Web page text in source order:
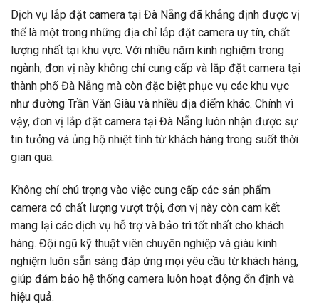
Dịch vụ lắp đặt camera tại Đà Nẵng đã khẳng định được vị
thế là một trong những địa chỉ lắp đặt camera uy tín, chất
lượng nhất tại khu vực. Với nhiều năm kinh nghiệm trong
ngành, đơn vị này không chỉ cung cấp và lắp đặt camera tại
thành phố Đà Nẵng mà còn đặc biệt phục vụ các khu vực
như đường Trần Văn Giàu và nhiều địa điểm khác. Chính vì
vậy, đơn vị lắp đặt camera tại Đà Nẵng luôn nhận được sự
tin tưởng và ủng hộ nhiệt tình từ khách hàng trong suốt thời
gian qua.
Không chỉ chú trọng vào việc cung cấp các sản phẩm
camera có chất lượng vượt trội, đơn vị này còn cam kết
mang lại các dịch vụ hỗ trợ và bảo trì tốt nhất cho khách
hàng. Đội ngũ kỹ thuật viên chuyên nghiệp và giàu kinh
nghiệm luôn sẵn sàng đáp ứng mọi yêu cầu từ khách hàng,
giúp đảm bảo hệ thống camera luôn hoạt động ổn định và
hiệu quả.